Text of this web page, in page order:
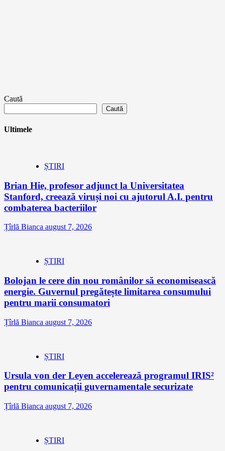
Caută
Caută
Ultimele
ȘTIRI
Brian Hie, profesor adjunct la Universitatea
Stanford, creează viruși noi cu ajutorul A.I. pentru
combaterea bacteriilor
Țîrlă Bianca august 7, 2026
ȘTIRI
Bolojan le cere din nou românilor să economisească
energie. Guvernul pregătește limitarea consumului
pentru marii consumatori
Țîrlă Bianca august 7, 2026
ȘTIRI
Ursula von der Leyen accelerează programul IRIS²
pentru comunicații guvernamentale securizate
Țîrlă Bianca august 7, 2026
ȘTIRI